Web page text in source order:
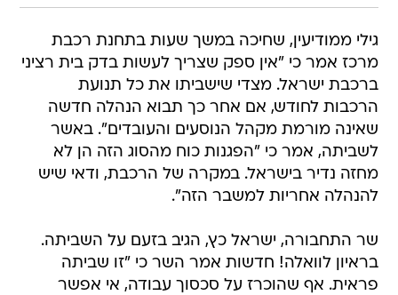
גילי ממודיעין, שחיכה במשך שעות בתחנת רכבת
מרכז אמר כי "אין ספק שצריך לעשות בדק בית רציני
ברכבת ישראל. מצדי שישביתו את כל תנועת
הרכבות לחודש, אם אחר כך תבוא הנהלה חדשה
שאינה מורמת מקהל הנוסעים והעובדים". באשר
לשביתה, אמר כי "הפגנות כוח מהסוג הזה הן לא
מחזה נדיר בישראל. במקרה של הרכבת, ודאי שיש
להנהלה אחריות למשבר הזה".
שר התחבורה, ישראל כץ, הגיב בזעם על השביתה.
בראיון לוואלה! חדשות אמר השר כי "זו שביתה
פראית. אף שהוכרז על סכסוך עבודה, אי אפשר